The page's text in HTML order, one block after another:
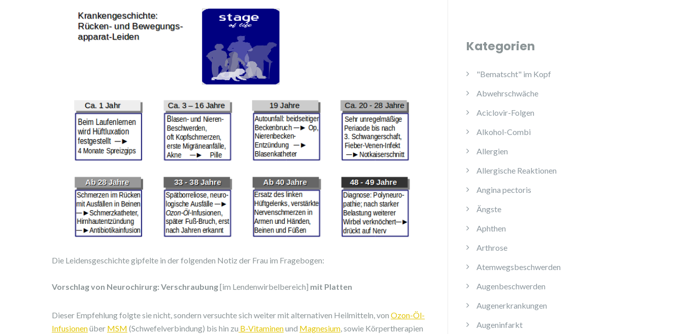
Die Leidensgeschichte gipfelte in der folgenden Notiz der Frau im Fragebogen:
Vorschlag von Neurochirurg: Verschraubung[im Lendenwirbelbereich] mit Platten
Dieser Empfehlung folgte sie nicht, sondern versuchte sich weiter mit alternativen Heilmitteln, von Ozon-Öl-
Infusionenüber MSM (Schwefelverbindung) bis hin zu B-Vitaminenund Magnesium, sowie Körpertherapien
Kategorien
"Bematscht" im Kopf
Abwehrschwäche
Aciclovir-Folgen
Alkohol-Combi
Allergien
Allergische Reaktionen
Angina pectoris
Ängste
Aphthen
Arthrose
Atemwegsbeschwerden
Augenbeschwerden
Augenerkrankungen
Augeninfarkt